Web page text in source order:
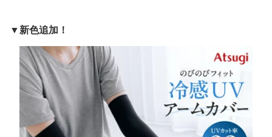
afit アツギ BR132ZW＼
新発売／
▼新色追加！